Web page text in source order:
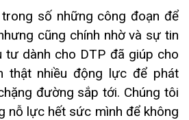
số những công đoạn để
cũng chính nhờ và sự tin
tư dành cho DTP đã giúp cho
thật nhiều động lực để phát
đường sắp tới. Chúng tôi
nỗ lực hết sức mình để không